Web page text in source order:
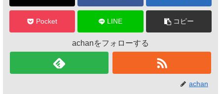
k Pocket LINE コピー
achanをフォローする
achan